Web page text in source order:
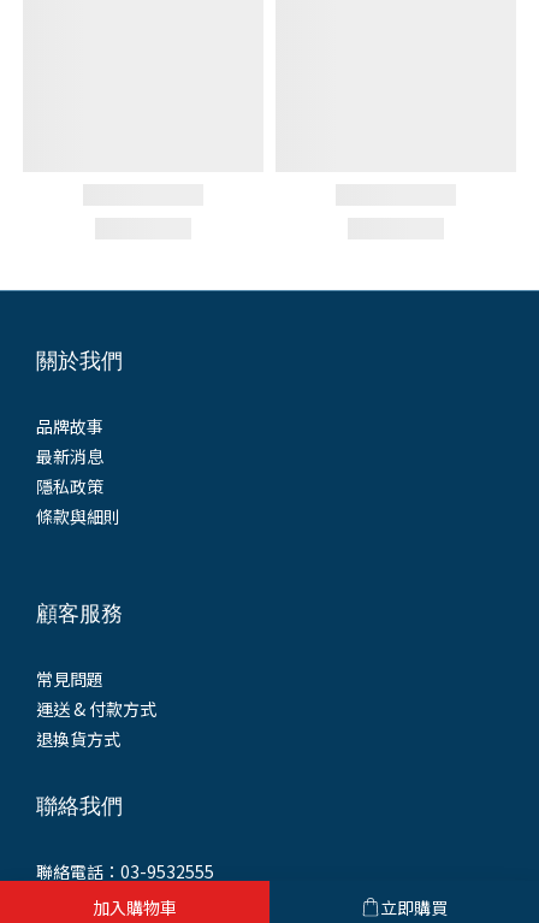
加入購物車 立即購買
關於我們
品牌故事
最新消息
隱私政策
條款與細則
顧客服務
常見問題
運送 & 付款方式
退換貨方式
聯絡我們
聯絡電話：03-9532555
統一編號：93552421